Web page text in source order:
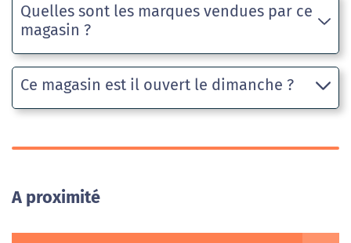
Quelles sont les marques vendues par ce
magasin ?
Ce magasin est il ouvert le dimanche ?
A proximité